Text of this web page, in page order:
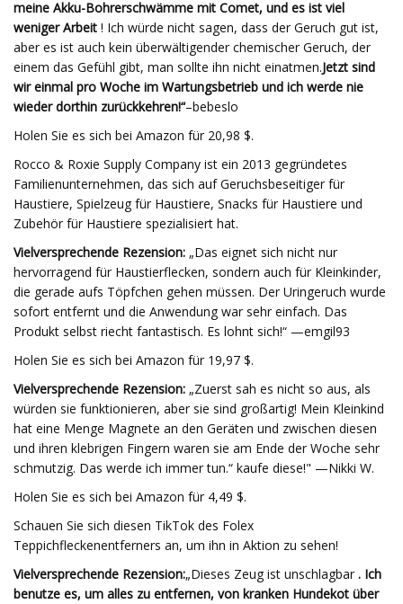
meine Akku-Bohrerschwämme mit Comet, und es ist viel
weniger Arbeit ! Ich würde nicht sagen, dass der Geruch gut ist,
aber es ist auch kein überwältigender chemischer Geruch, der
einem das Gefühl gibt, man sollte ihn nicht einatmen.Jetzt sind
wir einmal pro Woche im Wartungsbetrieb und ich werde nie
wieder dorthin zurückkehren!“–bebeslo
Holen Sie es sich bei Amazon für 20,98 $.
Rocco & Roxie Supply Company ist ein 2013 gegründetes
Familienunternehmen, das sich auf Geruchsbeseitiger für
Haustiere, Spielzeug für Haustiere, Snacks für Haustiere und
Zubehör für Haustiere spezialisiert hat.
Vielversprechende Rezension: „Das eignet sich nicht nur
hervorragend für Haustierflecken, sondern auch für Kleinkinder,
die gerade aufs Töpfchen gehen müssen. Der Uringeruch wurde
sofort entfernt und die Anwendung war sehr einfach. Das
Produkt selbst riecht fantastisch. Es lohnt sich!“ —emgil93
Holen Sie es sich bei Amazon für 19,97 $.
Vielversprechende Rezension: „Zuerst sah es nicht so aus, als
würden sie funktionieren, aber sie sind großartig! Mein Kleinkind
hat eine Menge Magnete an den Geräten und zwischen diesen
und ihren klebrigen Fingern waren sie am Ende der Woche sehr
schmutzig. Das werde ich immer tun.“ kaufe diese!" —Nikki W.
Holen Sie es sich bei Amazon für 4,49 $.
Schauen Sie sich diesen TikTok des Folex
Teppichfleckenentferners an, um ihn in Aktion zu sehen!
Vielversprechende Rezension:„Dieses Zeug ist unschlagbar . Ich
benutze es, um alles zu entfernen, von kranken Hundekot über